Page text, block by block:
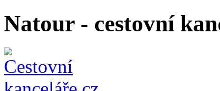
Natour - cestovní